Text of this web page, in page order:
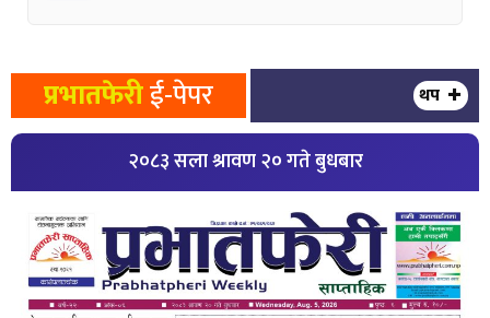
प्रभातफेरीई-पेपर थप
२०८३ सला श्रावण २० गते बुधबार